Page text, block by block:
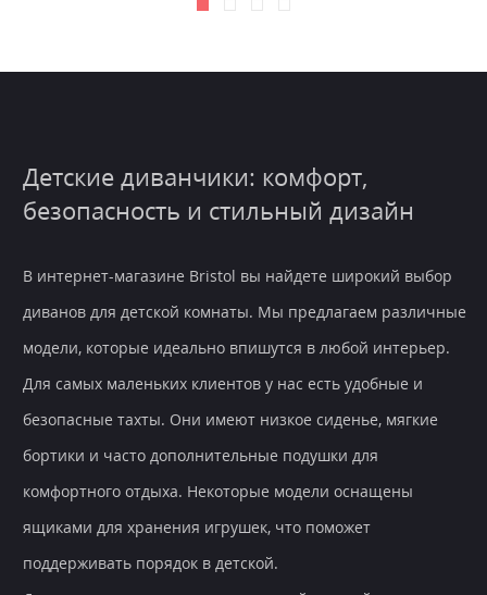
Детские диванчики: комфорт,
безопасность и стильный дизайн
В интернет-магазине Bristol вы найдете широкий выбор
диванов для детской комнаты. Мы предлагаем различные
модели, которые идеально впишутся в любой интерьер.
Для самых маленьких клиентов у нас есть удобные и
безопасные тахты. Они имеют низкое сиденье, мягкие
бортики и часто дополнительные подушки для
комфортного отдыха. Некоторые модели оснащены
ящиками для хранения игрушек, что поможет
поддерживать порядок в детской.